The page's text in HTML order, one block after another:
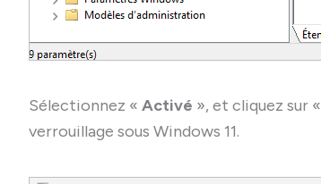
Sélectionnez « Activé », et cliquez sur «
verrouillage sous Windows 11.